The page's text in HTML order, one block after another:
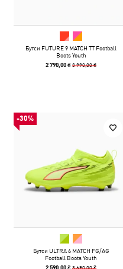
Бутси FUTURE 9 MATCH TT Football
Boots Youth
2 790,00 ₴3 990,00 ₴
-30%
Бутси ULTRA 6 MATCH FG/AG
Football Boots Youth
2 590,00 ₴